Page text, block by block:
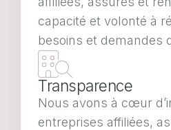
capacité et volonté à
besoins et demandes
Transparence
Nous avons à cœur
entreprises affiliées,